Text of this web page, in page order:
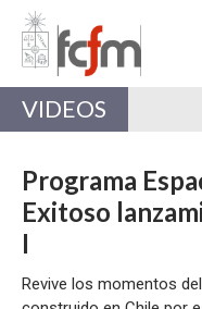
Estudiantes
Académicas/os
VIDEOS
Programa
Exitoso
I
Revive los momentos